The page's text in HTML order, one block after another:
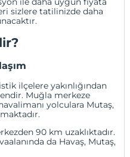
sizlere tatilinizde daha
ilçelere yakınlığından
Muğla merkeze
yolculara Mutaş,
90 km uzaklıktadır.
da Havaş, Mutaş,